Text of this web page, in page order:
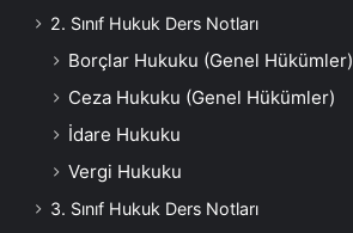
2. Sınıf Hukuk Ders Notları
Borçlar Hukuku (Genel Hükümler)
Ceza Hukuku (Genel Hükümler)
İdare Hukuku
Vergi Hukuku
3. Sınıf Hukuk Ders Notları